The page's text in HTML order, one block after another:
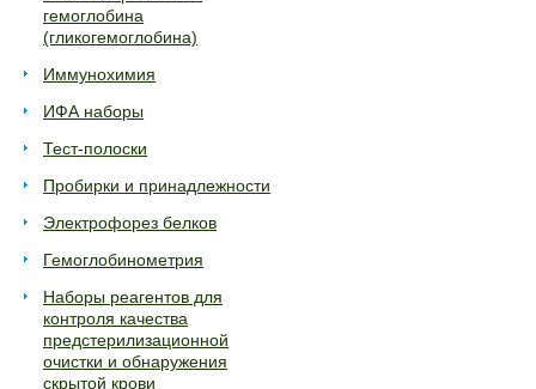
гемоглобина
(гликогемоглобина)
Иммунохимия
ИФА наборы
Тест-полоски
Пробирки и принадлежности
Электрофорез белков
Гемоглобинометрия
Наборы реагентов для
контроля качества
предстерилизационной
очистки и обнаружения
скрытой крови